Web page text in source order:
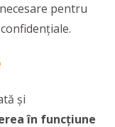
pentru
și
în funcțiune